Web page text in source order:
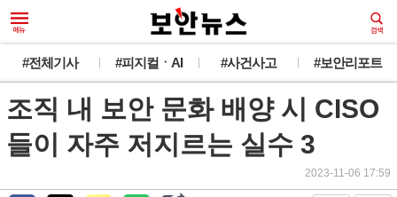
#전체기사 #피지컬ㆍAI #사건사고 #보안리포트
조직 내 보안 문화 배양 시 CISO
들이 자주 저지르는 실수 3
2023-11-06 17:59